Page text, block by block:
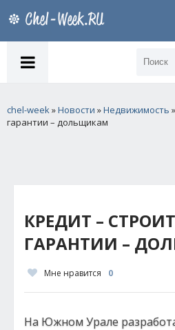
chel-week»Новости »Недвижимость
гарантии – дольщикам
КРЕДИТ –
ГАРАНТИИ –
Мне нравится 0
На Южном Урале